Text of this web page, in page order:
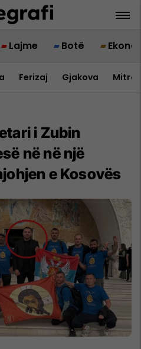
Lajme Botë
Ferizaj Gjakova
i Zubin
në në një
e Kosovës